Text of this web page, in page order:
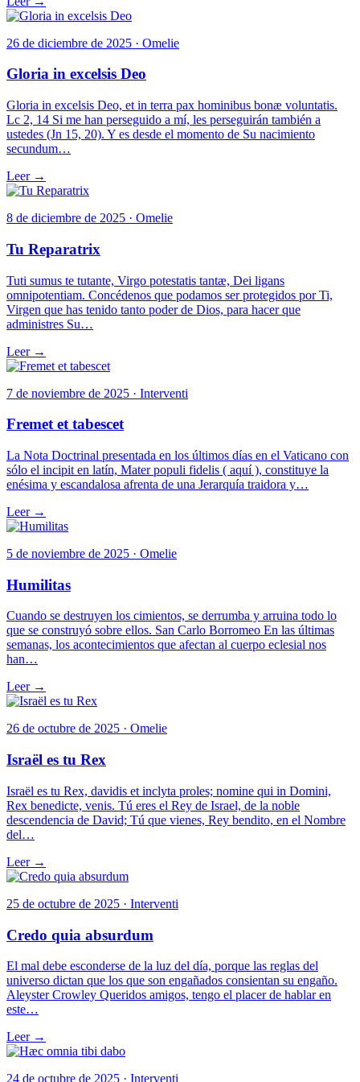
26 de diciembre de 2025 · Omelie
Gloria in excelsis Deo
Gloria in excelsis Deo, et in terra pax hominibus bonæ voluntatis.
Lc 2, 14 Si me han perseguido a mí, les perseguirán también a
ustedes (Jn 15, 20). Y es desde el momento de Su nacimiento
secundum…
Leer →
8 de diciembre de 2025 · Omelie
Tu Reparatrix
Tuti sumus te tutante, Virgo potestatis tantæ, Dei ligans
omnipotentiam. Concédenos que podamos ser protegidos por Ti,
Virgen que has tenido tanto poder de Dios, para hacer que
administres Su…
Leer →
7 de noviembre de 2025 · Interventi
Fremet et tabescet
La Nota Doctrinal presentada en los últimos días en el Vaticano con
sólo el incipit en latín, Mater populi fidelis ( aquí ), constituye la
enésima y escandalosa afrenta de una Jerarquía traidora y…
Leer →
5 de noviembre de 2025 · Omelie
Humilitas
Cuando se destruyen los cimientos, se derrumba y arruina todo lo
que se construyó sobre ellos. San Carlo Borromeo En las últimas
semanas, los acontecimientos que afectan al cuerpo eclesial nos
han…
Leer →
26 de octubre de 2025 · Omelie
Israël es tu Rex
Israël es tu Rex, davidis et inclyta proles; nomine qui in Domini,
Rex benedicte, venis. Tú eres el Rey de Israel, de la noble
descendencia de David; Tú que vienes, Rey bendito, en el Nombre
del…
Leer →
25 de octubre de 2025 · Interventi
Credo quia absurdum
El mal debe esconderse de la luz del día, porque las reglas del
universo dictan que los que son engañados consientan su engaño.
Aleyster Crowley Queridos amigos, tengo el placer de hablar en
este…
Leer →
24 de octubre de 2025 · Interventi